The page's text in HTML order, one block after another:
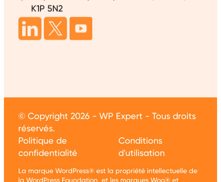
K1P 5N2
© Copyright 2026 - WP Expert - Tous droits
réservés.
Politique de
confidentialité
Conditions
d'utilisation
La marque WordPress® est la propriété intellectuelle de
la WordPress Foundation, et les marques Woo® et